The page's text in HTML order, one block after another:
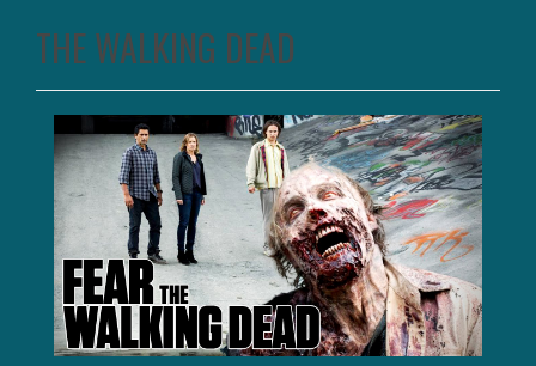
THE WALKING DEAD